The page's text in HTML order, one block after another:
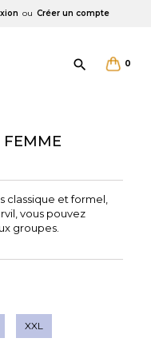
ou Créer un compte
0

classique et formel,
vous pouvez
groupes.
XXL